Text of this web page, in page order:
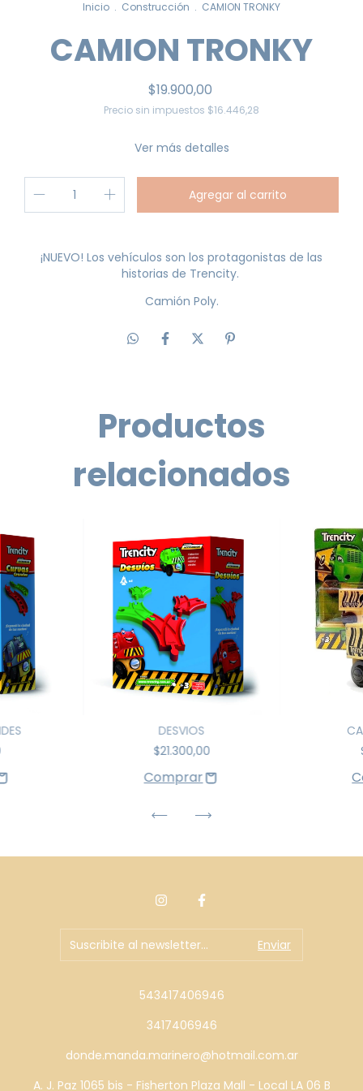
Inicio . Construcción . CAMION TRONKY
CAMION TRONKY
$19.900,00
Precio sin impuestos $16.446,28
Ver más detalles
¡NUEVO! Los vehículos son los protagonistas de las
historias de Trencity.
Camión Poly.
Productos
relacionados
DESVIOS
$21.300,00
543417406946
3417406946
donde.manda.marinero@hotmail.com.ar
A. J. Paz 1065 bis - Fisherton Plaza Mall - Local LA 06 B